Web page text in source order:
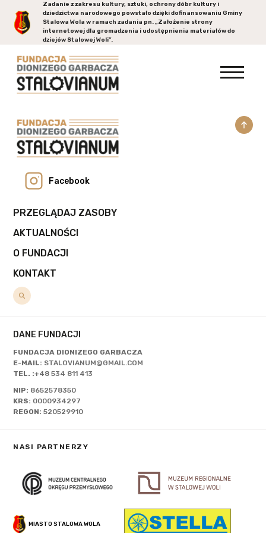
Zadanie z zakresu kultury, sztuki, ochrony dóbr kultury i
dziedzictwa narodowego powstało dzięki dofinansowaniu Gminy
Stalowa Wolaw ramach zadania pn. „Założenie strony
internetowej dla gromadzenia i udostępnienia materiałów do
dziejów Stalowej Woli”.
Facebook
PRZEGLĄDAJ ZASOBY
AKTUALNOŚCI
O FUNDACJI
KONTAKT
DANE FUNDACJI
FUNDACJA DIONIZEGO GARBACZA
E-MAIL: STALOVIANUM@GMAIL.COM
TEL. :+48 534 811 413
NIP: 8652578350
KRS: 0000934297
REGON:520529910
NASI PARTNERZY
MIASTO STALOWA WOLA